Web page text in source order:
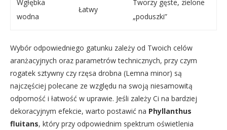
Wgłębka
wodna
Łatwy
Tworzy gęste, zielone
„poduszki”
Wybór odpowiedniego gatunku zależy od Twoich celów
aranżacyjnych oraz parametrów technicznych, przy czym
rogatek sztywny czy rzęsa drobna (Lemna minor) są
najczęściej polecane ze względu na swoją niesamowitą
odporność i łatwość w uprawie. Jeśli zależy Ci na bardziej
dekoracyjnym efekcie, warto postawić na Phyllanthus
fluitans, który przy odpowiednim spektrum oświetlenia